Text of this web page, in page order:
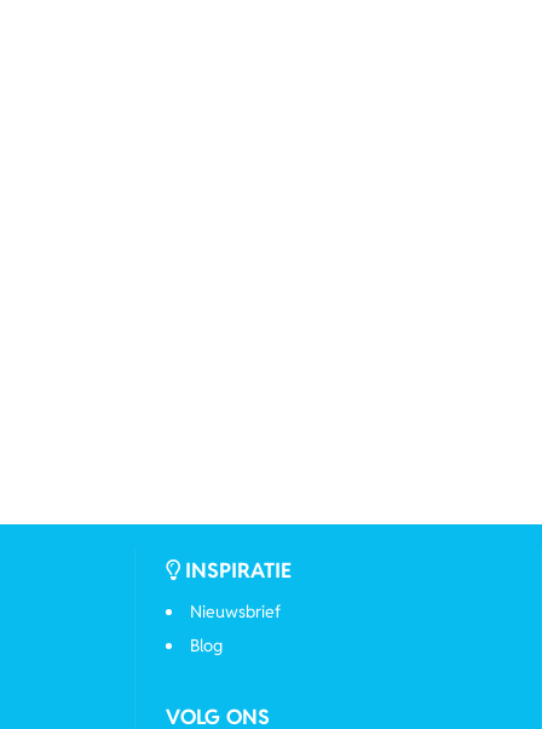
INSPIRATIE
Nieuwsbrief
Blog
VOLG ONS